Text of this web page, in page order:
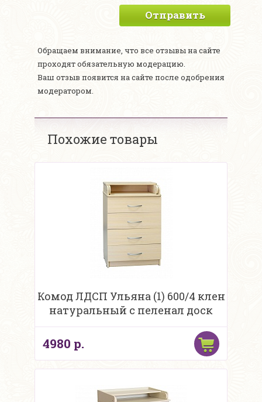
Отправить
Обращаем внимание, что все отзывы на сайте
проходят обязательную модерацию.
Ваш отзыв появится на сайте после одобрения
модератором.
Похожие товары
Комод ЛДСП Ульяна (1) 600/4 клен
натуральный с пеленал доск
4980 р.